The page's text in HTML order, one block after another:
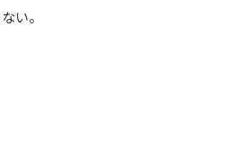
い。